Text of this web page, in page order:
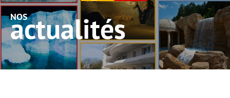
nos actualités